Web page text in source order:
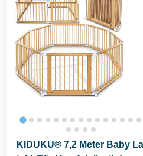
KIDUKU® 7,2 Meter Baby